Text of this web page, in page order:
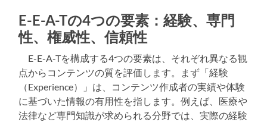
E-E-A-Tの4つの要素：経験、専門
性、権威性、信頼性
E-E-A-Tを構成する4つの要素は、それぞれ異なる観
点からコンテンツの質を評価します。まず「経験
（Experience）」は、コンテンツ作成者の実績や体験
に基づいた情報の有用性を指します。例えば、医療や
法律など専門知識が求められる分野では、実際の経験